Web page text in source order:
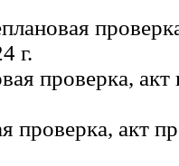
г.
проверка,
проверка, акт